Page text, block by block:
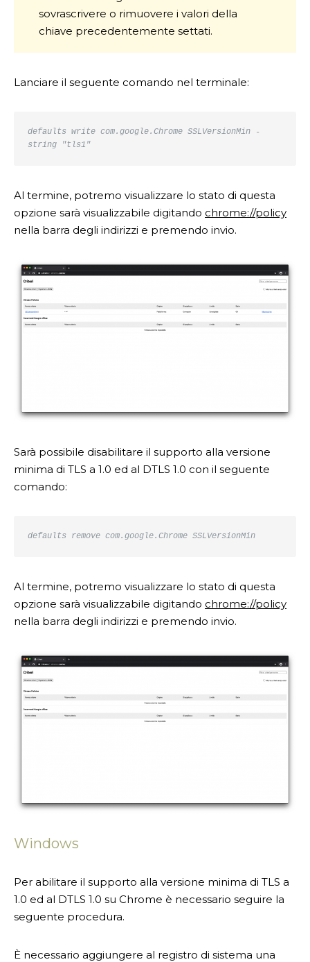
sovrascrivere o rimuovere i valori della
chiave precedentemente settati.
Lanciare il seguente comando nel terminale:
defaults write com.google.Chrome SSLVersionMin -
string "tls1"
Al termine, potremo visualizzare lo stato di questa
opzione sarà visualizzabile digitando chrome://policy
nella barra degli indirizzi e premendo invio.
Sarà possibile disabilitare il supporto alla versione
minima di TLS a 1.0 ed al DTLS 1.0 con il seguente
comando:
defaults remove com.google.Chrome SSLVersionMin
Al termine, potremo visualizzare lo stato di questa
opzione sarà visualizzabile digitando chrome://policy
nella barra degli indirizzi e premendo invio.
Windows
Per abilitare il supporto alla versione minima di TLS a
1.0 ed al DTLS 1.0 su Chrome è necessario seguire la
seguente procedura.
È necessario aggiungere al registro di sistema una